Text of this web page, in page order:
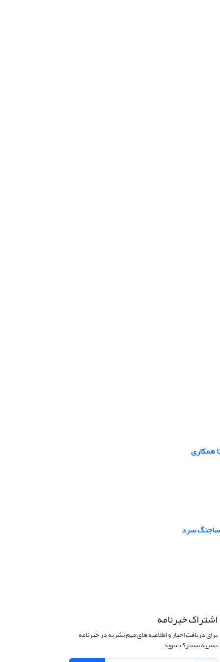
همکاری
پساجنگ سرد
اشتراک خبرنامه
برای دریافت اخبار و اطلاعیه های مهم نشریه در خبرنامه
نشریه مشترک شوید.